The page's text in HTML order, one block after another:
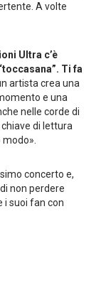
A volte
Ultra c’è
Ti fa
artista crea una
e una
nelle corde di
di lettura
concerto e,
non perdere
i suoi fan con